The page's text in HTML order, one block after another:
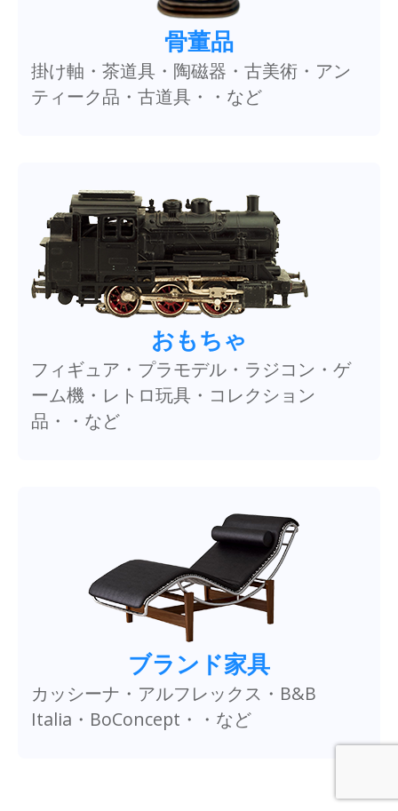
骨董品
掛け軸・茶道具・陶磁器・古美術・アン
ティーク品・古道具・・など
おもちゃ
フィギュア・プラモデル・ラジコン・ゲ
ーム機・レトロ玩具・コレクション
品・・など
ブランド家具
カッシーナ・アルフレックス・B&B
Italia・BoConcept・・など